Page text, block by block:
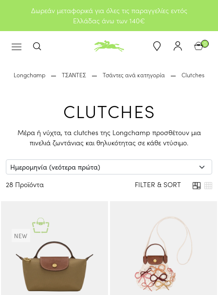
Δωρεάν μεταφορικά για όλες τις παραγγελίες εντός
Ελλάδας άνω των 140€
0
Longchamp ΤΣΑΝΤΕΣ Τσάντες ανά κατηγορία Clutches
CLUTCHES
Μέρα ή νύχτα, τα clutches της Longchamp προσθέτουν μια
πινελιά ζωντάνιας και θηλυκότητας σε κάθε ντύσιμο.
28 Προϊόντα FILTER & SORT
NEW